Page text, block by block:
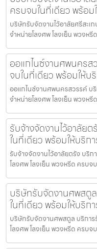
ครบจบในที่เดียว พร้อม
บริษัทรับจัดงานไว้อาลัยศรีสะ
จำหน่ายโลงศพ โลงเย็น พวงห
ออแกไนซ์งานศพนคร
จบในที่เดียว พร้อมให้บ
ออแกไนซ์งานศพนครสวรรค์
จำหน่ายโลงศพ โลงเย็น พวงห
รับจ้างจัดงานไว้อาลัย
ในที่เดียว พร้อมให้บริก
รับจ้างจัดงานไว้อาลัยตรัง บริ
โลงศพ โลงเย็น พวงหรีด ครบจ
บริษัทรับจัดงานศพสตู
ในที่เดียว พร้อมให้บริก
บริษัทรับจัดงานศพสตูล บริกา
โลงศพ โลงเย็น พวงหรีด ครบจ